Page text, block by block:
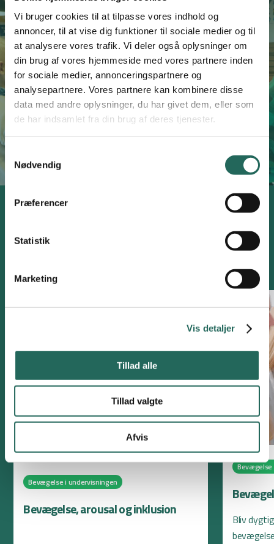
Vi bruger cookies til at tilpasse vores indhold og
annoncer, til at vise dig funktioner til sociale medier og til
at analysere vores trafik. Vi deler også oplysninger om
din brug af vores hjemmeside med vores partnere inden
for sociale medier, annonceringspartnere og
analysepartnere. Vores partnere kan kombinere disse
data med andre oplysninger, du har givet dem, eller som
de har indsamlet fra din brug af deres tjenester.
Nødvendig
Præferencer
Statistik
Marketing
Vis detaljer
Tillad alle
Tillad valgte
Afvis
Vil du haveUgens Øvelsei din
indbakke?
Læs mere om ugens øvelse Ja, skriv mig op!
Få konkrete idéer med hjem
Bevægelse i undervisningen
Bevægelse, arousal og inklusion
Bevægelse
Bliv